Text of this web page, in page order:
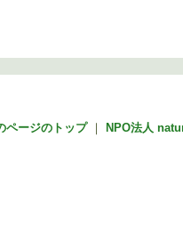
ページのトップ｜ NPO法人